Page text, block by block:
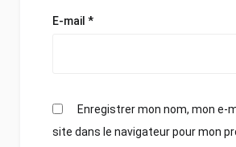
E-mail *
Enregistrer mon nom, mon e-
site dans le navigateur pour mon